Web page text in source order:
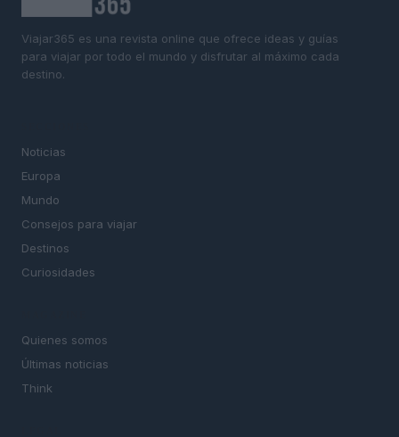
Viajar365 es una revista online que ofrece ideas y guías
para viajar por todo el mundo y disfrutar al máximo cada
destino.
Noticias
Europa
Mundo
Consejos para viajar
Destinos
Curiosidades
Quienes somos
Últimas noticias
Think